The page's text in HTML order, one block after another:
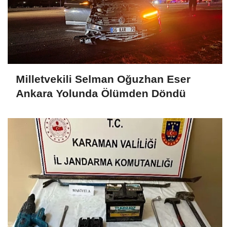
Milletvekili Selman Oğuzhan Eser
Ankara Yolunda Ölümden Döndü